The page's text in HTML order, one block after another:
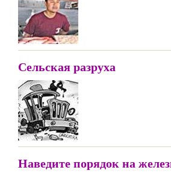
Сельская разруха
Наведите порядок на